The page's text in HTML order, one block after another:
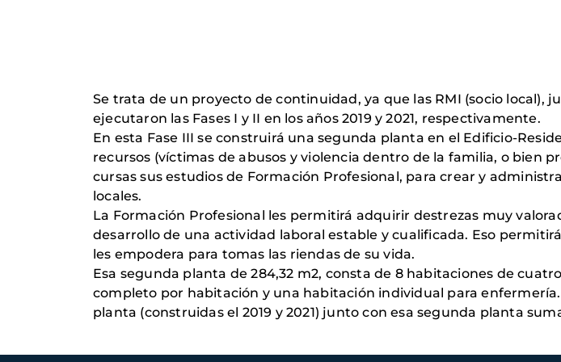
Se trata de un proyecto de continuidad, ya que las RMI (socio local),
ejecutaron las Fases I y II en los años 2019 y 2021, respectivamente.
En esta Fase III se construirá una segunda planta en el Edificio-
recursos (víctimas de abusos y violencia dentro de la familia, o bien
cursas sus estudios de Formación Profesional, para crear y
locales.
La Formación Profesional les permitirá adquirir destrezas muy
desarrollo de una actividad laboral estable y cualificada. Eso
les empodera para tomas las riendas de su vida.
Esa segunda planta de 284,32 m2, consta de 8 habitaciones de
completo por habitación y una habitación individual para enfermería.
planta (construidas el 2019 y 2021) junto con esa segunda planta